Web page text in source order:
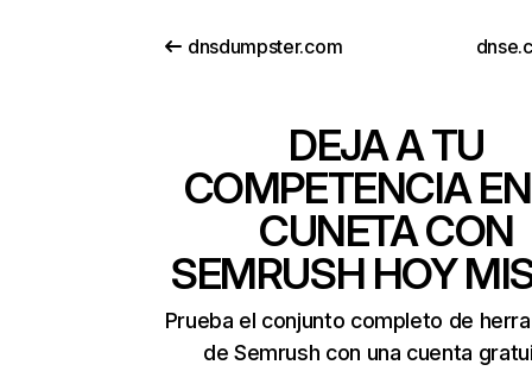
dnsdumpster.com
DEJA A TU
COMPETENCIA
CUNETA CON
SEMRUSH HOY
Prueba el conjunto completo de
de Semrush con una cuenta